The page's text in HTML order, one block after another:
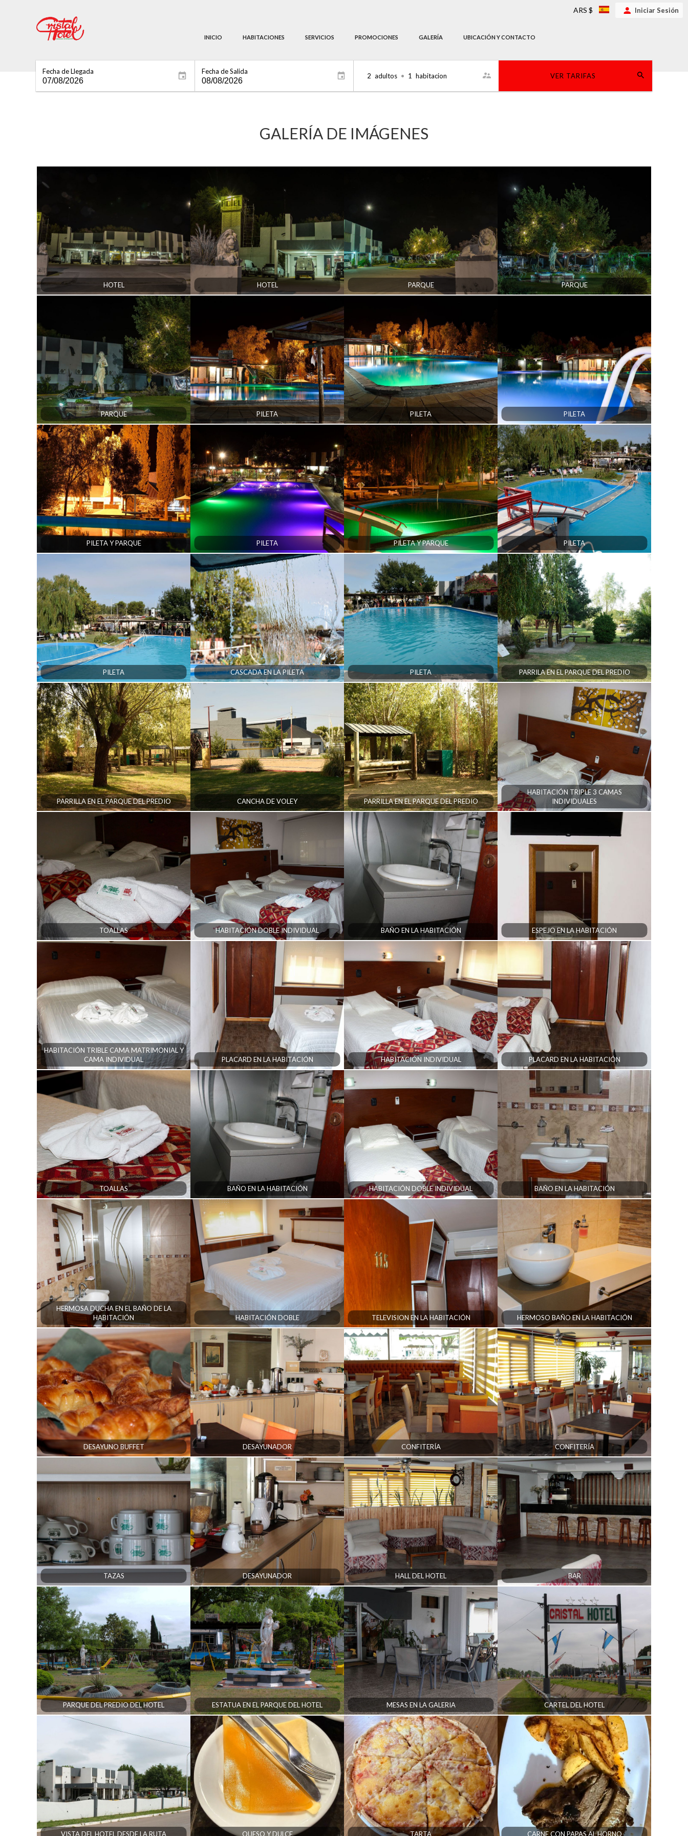
INICIO HABITACIONES SERVICIOS PROMOCIONES GALERÍA UBICACIÓN Y CONTACTO
ARS $ Iniciar Sesión
Fecha de Llegada Fecha de Salida
2 adultos • 1 habitacion VER TARIFAS
GALERÍA DE IMÁGENES
HOTEL HOTEL PARQUE PARQUE
PARQUE PILETA PILETA PILETA
PILETA Y PARQUE PILETA PILETA Y PARQUE PILETA
PILETA CASCADA EN LA PILETA PILETA PARRILA EN EL PARQUE DEL PREDIO
PARRILLA EN EL PARQUE DEL PREDIO CANCHA DE VOLEY PARRILLA EN EL PARQUE DEL PREDIO
HABITACIÓN TRIPLE 3 CAMAS
INDIVIDUALES
TOALLAS HABITACIÓN DOBLE INDIVIDUAL BAÑO EN LA HABITACIÓN ESPEJO EN LA HABITACIÓN
HABITACIÓN TRIBLE CAMA MATRIMONIAL Y
CAMA INDIVIDUAL
PLACARD EN LA HABITACIÓN HABITACIÓN INDIVIDUAL PLACARD EN LA HABITACIÓN
TOALLAS BAÑO EN LA HABITACIÓN HABITACIÓN DOBLE INDIVIDUAL BAÑO EN LA HABITACIÓN
HERMOSA DUCHA EN EL BAÑO DE LA
HABITACIÓN
HABITACIÓN DOBLE TELEVISION EN LA HABITACIÓN HERMOSO BAÑO EN LA HABITACIÓN
DESAYUNO BUFFET DESAYUNADOR CONFITERÍA CONFITERÍA
TAZAS DESAYUNADOR HALL DEL HOTEL BAR
PARQUE DEL PREDIO DEL HOTEL ESTATUA EN EL PARQUE DEL HOTEL MESAS EN LA GALERIA CARTEL DEL HOTEL
VISTA DEL HOTEL DESDE LA RUTA QUESO Y DULCE TARTA CARNE CON PAPAS AL HORNO